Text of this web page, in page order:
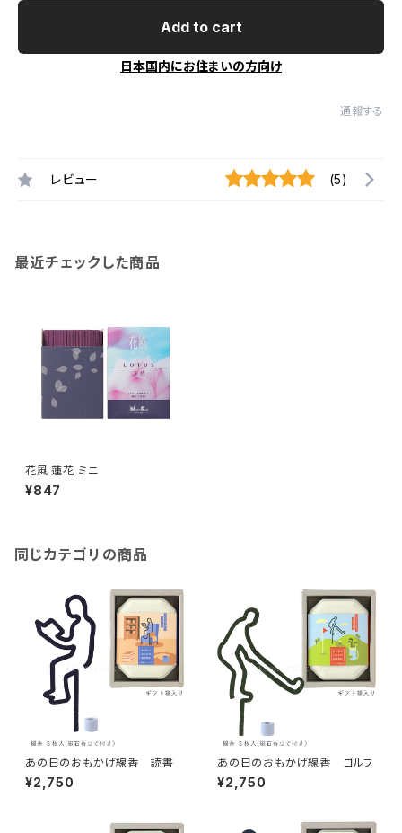
Add to cart
日本国内にお住まいの方向け
通報する
レビュー (5)
最近チェックした商品
花風 蓮花 ミニ
¥847
同じカテゴリの商品
あの日のおもかげ線香 読書
¥2,750
あの日のおもかげ線香 ゴルフ
¥2,750